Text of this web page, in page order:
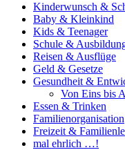
Kinderwunsch &
Baby & Kleinkind
Kids & Teenager
Schule &
Reisen & Ausflüge
Geld & Gesetze
Gesundheit &
Von Eins bis
Essen & Trinken
Familienorganisation
Freizeit &
mal ehrlich …!